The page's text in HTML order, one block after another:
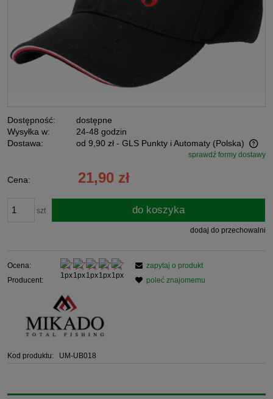
Dostępność:
dostępne
Wysyłka w:
24-48 godzin
Dostawa:
od 9,90 zł - GLS Punkty i Automaty (Polska)
Cena nie zawiera ewentualnych kosztów płatnościsprawdź formy dostawy
Cena: 21,90 zł
szt do koszyka
dodaj do przechowalni
Ocena:
Producent:
Kod produktu: UM-UB018
zapytaj o produkt
poleć znajomemu